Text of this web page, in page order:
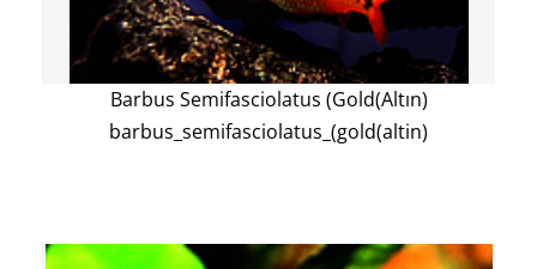
Barbus Semifasciolatus (Gold(Altın)
barbus_semifasciolatus_(gold(altin)